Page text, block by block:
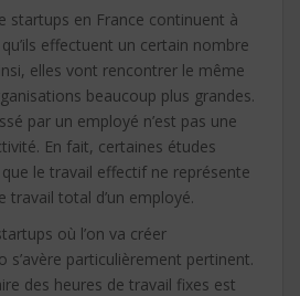
startups en France continuent à
effectuent un certain nombre
elles vont rencontrer le même
beaucoup plus grandes.
par un employé n’est pas une
En fait, certaines études
le travail effectif ne représente
travail total d’un employé.
où l’on va créer
s’avère particulièrement pertinent.
des heures de travail fixes est